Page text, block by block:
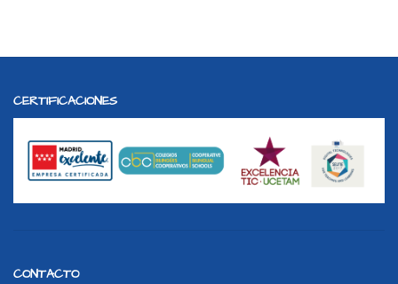
CERTIFICACIONES
CONTACTO